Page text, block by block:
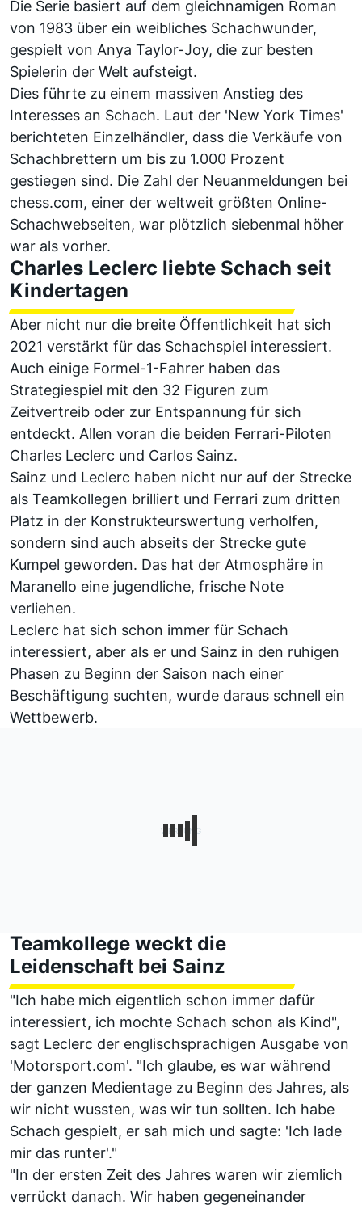
Die Serie basiert auf dem gleichnamigen Roman
von 1983 über ein weibliches Schachwunder,
gespielt von Anya Taylor-Joy, die zur besten
Spielerin der Welt aufsteigt.
Dies führte zu einem massiven Anstieg des
Interesses an Schach. Laut der 'New York Times'
berichteten Einzelhändler, dass die Verkäufe von
Schachbrettern um bis zu 1.000 Prozent
gestiegen sind. Die Zahl der Neuanmeldungen bei
chess.com, einer der weltweit größten Online-
Schachwebseiten, war plötzlich siebenmal höher
war als vorher.
Charles Leclerc liebte Schach seit
Kindertagen
Aber nicht nur die breite Öffentlichkeit hat sich
2021 verstärkt für das Schachspiel interessiert.
Auch einige Formel-1-Fahrer haben das
Strategiespiel mit den 32 Figuren zum
Zeitvertreib oder zur Entspannung für sich
entdeckt. Allen voran die beiden Ferrari-Piloten
Charles Leclerc und Carlos Sainz.
Sainz und Leclerc haben nicht nur auf der Strecke
als Teamkollegen brilliert und Ferrari zum dritten
Platz in der Konstrukteurswertung verholfen,
sondern sind auch abseits der Strecke gute
Kumpel geworden. Das hat der Atmosphäre in
Maranello eine jugendliche, frische Note
verliehen.
Leclerc hat sich schon immer für Schach
interessiert, aber als er und Sainz in den ruhigen
Phasen zu Beginn der Saison nach einer
Beschäftigung suchten, wurde daraus schnell ein
Wettbewerb.
Teamkollege weckt die
Leidenschaft bei Sainz
"Ich habe mich eigentlich schon immer dafür
interessiert, ich mochte Schach schon als Kind",
sagt Leclerc der englischsprachigen Ausgabe von
'Motorsport.com'. "Ich glaube, es war während
der ganzen Medientage zu Beginn des Jahres, als
wir nicht wussten, was wir tun sollten. Ich habe
Schach gespielt, er sah mich und sagte: 'Ich lade
mir das runter'."
"In der ersten Zeit des Jahres waren wir ziemlich
verrückt danach. Wir haben gegeneinander